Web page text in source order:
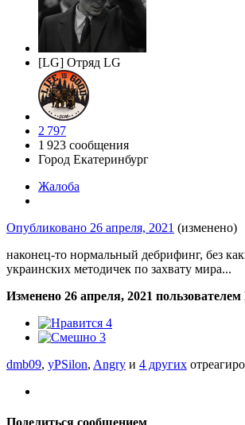
[LG] Отряд LG
2 797
1 923 сообщения
Город Екатеринбург
Жалоба
Опубликовано 26 апреля, 2021 (изменено)
наконец-то нормальный дебрифинг, без
украинских методичек по захвату мира...
Изменено 26 апреля, 2021
4
3
dmb09, yPSilon, Angry и 4 других
Поделиться сообщением